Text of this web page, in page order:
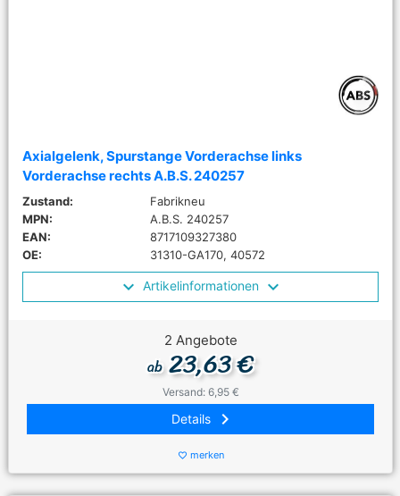
Axialgelenk, Spurstange Vorderachse links
Vorderachse rechts A.B.S. 240257
Zustand:
Fabrikneu
MPN:
A.B.S. 240257
EAN:
8717109327380
OE:
31310-GA170, 40572
Artikelinformationen
2 Angebote
ab23,63 €
Versand: 6,95 €
Details keyboard_arrow_right
favorite_border merken